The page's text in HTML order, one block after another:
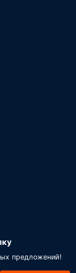
предложений!